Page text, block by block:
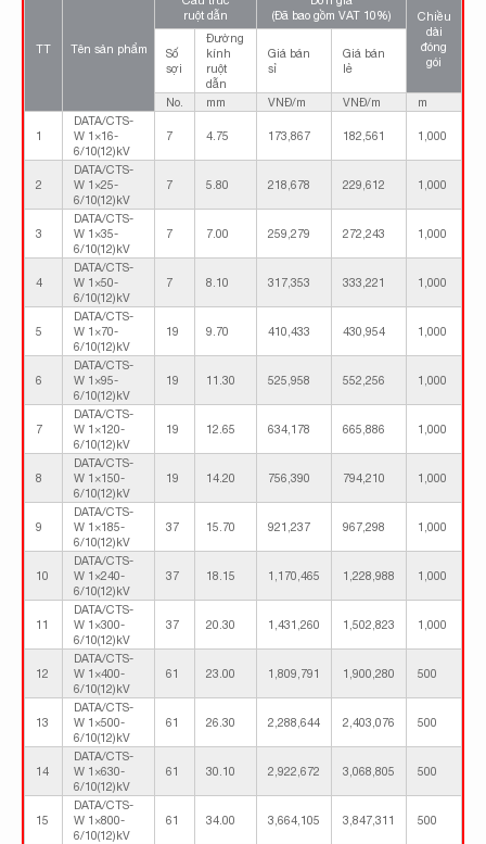
TT Tên sản phẩm
ruột dẫn
(Đã bao gồm VAT 10%)
Chiều
dài
đóng
gói
Số
sợi
Đường
kính
ruột
dẫn
Giá bán
sỉ
Giá bán
lẻ
No. mm VNĐ/m VNĐ/m m
1
DATA/CTS-
W 1×16-
6/10(12)kV
7 4.75 173,867 182,561 1,000
2
DATA/CTS-
W 1×25-
6/10(12)kV
7 5.80 218,678 229,612 1,000
3
DATA/CTS-
W 1×35-
6/10(12)kV
7 7.00 259,279 272,243 1,000
4
DATA/CTS-
W 1×50-
6/10(12)kV
7 8.10 317,353 333,221 1,000
5
DATA/CTS-
W 1×70-
6/10(12)kV
19 9.70 410,433 430,954 1,000
6
DATA/CTS-
W 1×95-
6/10(12)kV
19 11.30 525,958 552,256 1,000
7
DATA/CTS-
W 1×120-
6/10(12)kV
19 12.65 634,178 665,886 1,000
8
DATA/CTS-
W 1×150-
6/10(12)kV
19 14.20 756,390 794,210 1,000
9
DATA/CTS-
W 1×185-
6/10(12)kV
37 15.70 921,237 967,298 1,000
10
DATA/CTS-
W 1×240-
6/10(12)kV
37 18.15 1,170,465 1,228,988 1,000
11
DATA/CTS-
W 1×300-
6/10(12)kV
37 20.30 1,431,260 1,502,823 1,000
12
DATA/CTS-
W 1×400-
6/10(12)kV
61 23.00 1,809,791 1,900,280 500
13
DATA/CTS-
W 1×500-
6/10(12)kV
61 26.30 2,288,644 2,403,076 500
14
DATA/CTS-
W 1×630-
6/10(12)kV
61 30.10 2,922,672 3,068,805 500
15
DATA/CTS-
W 1×800-
6/10(12)kV
61 34.00 3,664,105 3,847,311 500